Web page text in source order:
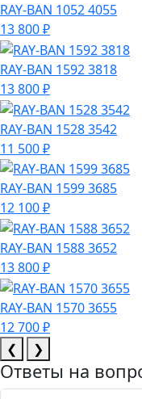
RAY-BAN 1052 4055
13 800 ₽
RAY-BAN 1592 3818
13 800 ₽
RAY-BAN 1528 3542
11 500 ₽
RAY-BAN 1599 3685
12 100 ₽
RAY-BAN 1588 3652
13 800 ₽
RAY-BAN 1570 3655
12 700 ₽
❮
❯
Ответы на